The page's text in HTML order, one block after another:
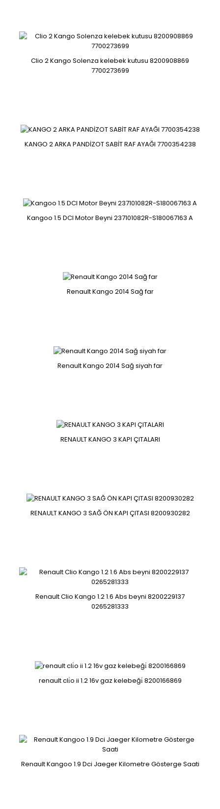
8200722451 ..
Clio 2 Kango Solenza kelebek kutusu 8200908869
Clio 2 Kango Solenza kelebek kutusu 8200908869
KANGO 2 ARKA PANDİZOT SABİT RAF AYAĞI 7700354238
260104931r..
Clio 2 Kango Solenza kelebek kutusu 8200908869
7700273699
KANGO 2 ARKA PANDİZOT SABİT RAF AYAĞI 7700354238
Kangoo 1.5 DCI Motor Beyni 237101082R-S180067163 A
Renault Kango 2014 Sağ far
Renault Kango 2014 Sağ siyah far
RENAULT KANGO 3 KAPI ÇITALARI
RENAULT KANGO 3 SAĞ ÖN KAPI ÇITASI 8200930282
Renault Clio Kango 1.2 1.6 Abs beyni 8200229137
0265281333
renault cli̇o ii 1.2 16v gaz kelebeği̇ 8200166869
Renault Kangoo 1.9 Dci Jaeger Kilometre Gösterge Saati